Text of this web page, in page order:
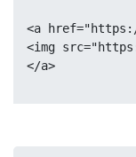
<a
<img